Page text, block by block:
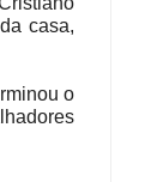
casa,
o